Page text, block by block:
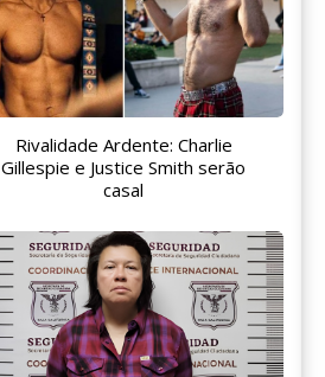
Rivalidade Ardente: Charlie
Gillespie e Justice Smith serão
casal